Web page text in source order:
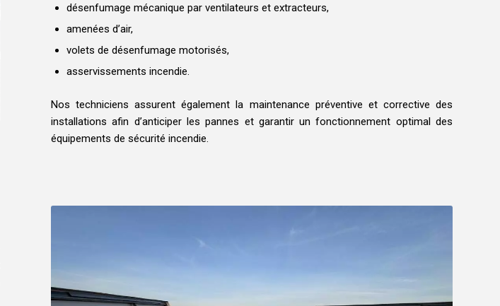
désenfumage mécanique par ventilateurs et extracteurs,
amenées d’air,
volets de désenfumage motorisés,
asservissements incendie.
Nos techniciens assurent également la maintenance préventive et corrective des
installations afin d’anticiper les pannes et garantir un fonctionnement optimal des
équipements de sécurité incendie.